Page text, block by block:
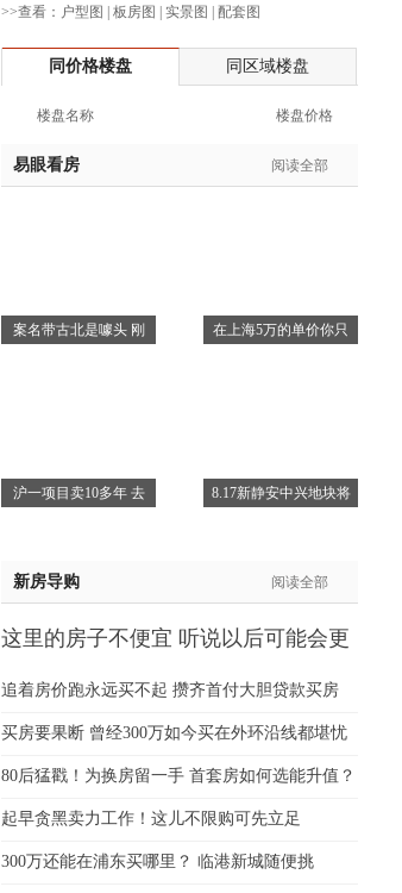
黄先生:136****3612
胡先生:150****0731
邓先生:138****8083
蒋女士:186****7681
杨先生:134****5158
谢女士:135****3735
魏女士:138****0324
赵先生:139****8548
姚先生:137****6367
于女士:182****8478
>>查看： 户型图 | 板房图 | 实景图 | 配套图
同价格楼盘 同区域楼盘
楼盘名称 楼盘价格
易眼看房 阅读全部
案名带古北是噱头 刚 在上海5万的单价你只
沪一项目卖10多年 去 8.17新静安中兴地块将
新房导购 阅读全部
这里的房子不便宜 听说以后可能会更
追着房价跑永远买不起 攒齐首付大胆贷款买房
买房要果断 曾经300万如今买在外环沿线都堪忧
80后猛戳！为换房留一手 首套房如何选能升值？
起早贪黑卖力工作！这儿不限购可先立足
300万还能在浦东买哪里？ 临港新城随便挑